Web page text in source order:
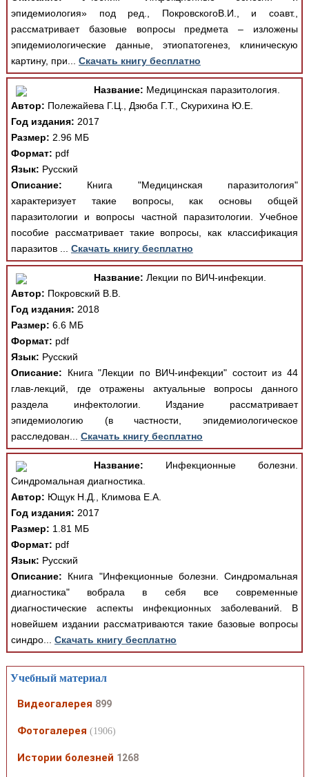
эпидемиология» под ред., ПокровскогоВ.И., и соавт.,
рассматривает базовые вопросы предмета – изложены
эпидемиологические данные, этиопатогенез, клиническую
картину, при... Скачать книгу бесплатно
Название: Медицинская паразитология.
Автор: Полежайева Г.Ц., Дзюба Г.Т., Скурихина Ю.Е.
Год издания: 2017
Размер: 2.96 МБ
Формат: pdf
Язык: Русский
Описание: Книга "Медицинская паразитология"
характеризует такие вопросы, как основы общей
паразитологии и вопросы частной паразитологии. Учебное
пособие рассматривает такие вопросы, как классификация
паразитов ... Скачать книгу бесплатно
Название: Лекции по ВИЧ-инфекции.
Автор: Покровский В.В.
Год издания: 2018
Размер: 6.6 МБ
Формат: pdf
Язык: Русский
Описание: Книга "Лекции по ВИЧ-инфекции" состоит из 44
глав-лекций, где отражены актуальные вопросы данного
раздела инфектологии. Издание рассматривает
эпидемиологию (в частности, эпидемиологическое
расследован... Скачать книгу бесплатно
Название: Инфекционные болезни.
Синдромальная диагностика.
Автор: Ющук Н.Д., Климова Е.А.
Год издания: 2017
Размер: 1.81 МБ
Формат: pdf
Язык: Русский
Описание: Книга "Инфекционные болезни. Синдромальная
диагностика" вобрала в себя все современные
диагностические аспекты инфекционных заболеваний. В
новейшем издании рассматриваются такие базовые вопросы
синдро... Скачать книгу бесплатно
Учебный материал
Видеогалерея 899
Фотогалерея (1906)
Истории болезней 1268